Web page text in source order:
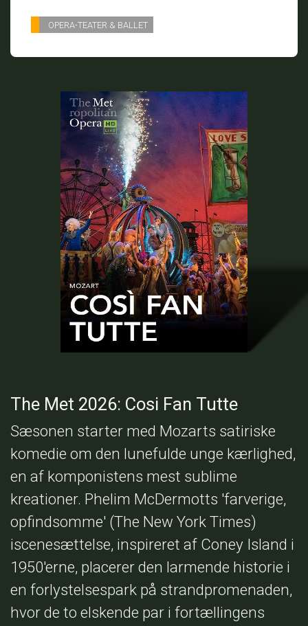
OPERA-TEATER & BALLET
The Met 2026: Cosi Fan Tutte
Sæsonen starter med Mozarts satiriske
komedie om den lunefulde unge kærlighed,
en af komponistens mest sublime
kreationer. Phelim McDermotts 'farverige,
opfindsomme' (The New York Times)
iscenesættelse, inspireret af Coney Island i
1950'erne, placerer den larmende historie i
en forlystelsespark på strandpromenaden,
hvor de to elskende par i fortællingens